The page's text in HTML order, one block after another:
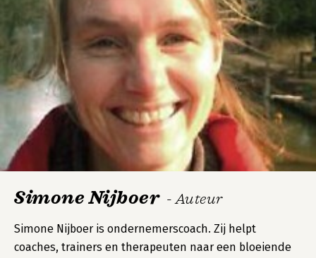
Simone Nijboer - Auteur
Simone Nijboer is ondernemerscoach. Zij helpt
coaches, trainers en therapeuten naar een bloeiende